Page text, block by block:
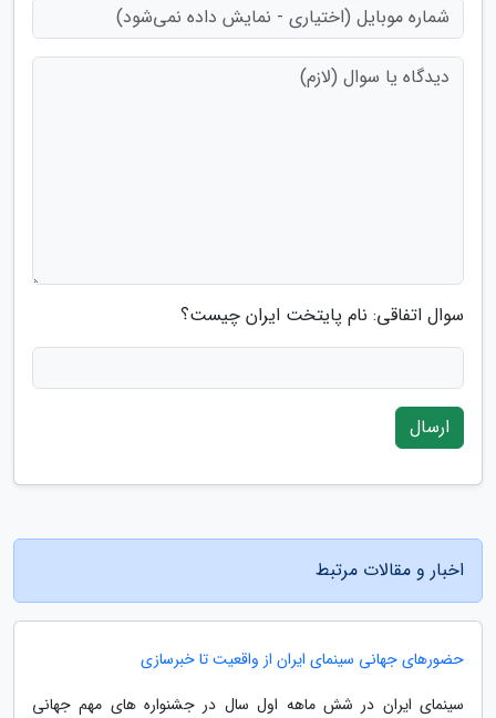
سوال اتفاقی: نام پایتخت ایران چیست؟
ارسال
اخبار و مقالات مرتبط
حضورهای جهانی سینمای ایران از واقعیت تا خبرسازی
سینمای ایران در شش ماهه اول سال در جشنواره های مهم جهانی